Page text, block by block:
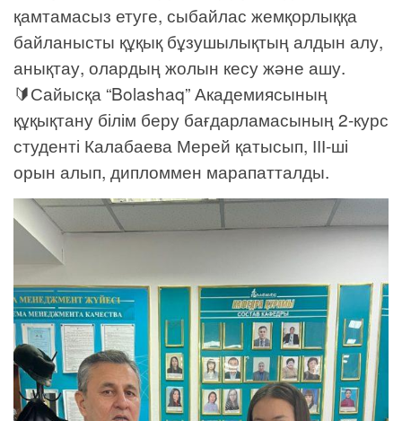
қамтамасыз етуге, сыбайлас жемқорлыққа
байланысты құқық бұзушылықтың алдын алу,
анықтау, олардың жолын кесу және ашу.
🔰Сайысқа “Bolashaq” Академиясының
құқықтану білім беру бағдарламасының 2-курс
студенті Калабаева Мерей қатысып, ІІІ-ші
орын алып, дипломмен марапатталды.